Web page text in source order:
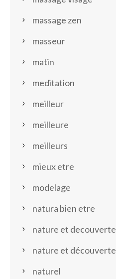
massage zen
masseur
matin
meditation
meilleur
meilleure
meilleurs
mieux etre
modelage
natura bien etre
nature et decouverte
nature et découverte
naturel